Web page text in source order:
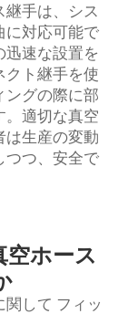
継手は、シス
に対応可能で
迅速な設置を
クト継手を使
ングの際に部
。適切な真空
は生産の変動
つつ、安全で
空ホース
関して フィッ